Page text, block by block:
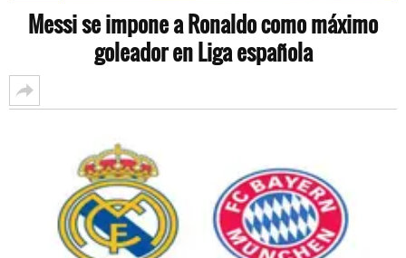
Messi se impone a Ronaldo como máximo
goleador en Liga española